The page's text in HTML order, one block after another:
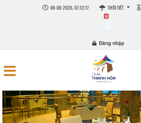
08-08-2026, 07:12:17 THỜI TIẾT
0
Đăng nhập